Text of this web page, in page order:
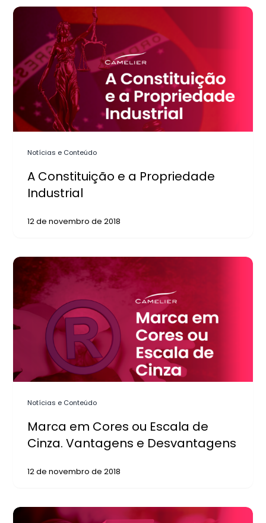
Notícias e Conteúdo
A Constituição e a Propriedade
Industrial
12 de novembro de 2018
Notícias e Conteúdo
Marca em Cores ou Escala de
Cinza. Vantagens e Desvantagens
12 de novembro de 2018